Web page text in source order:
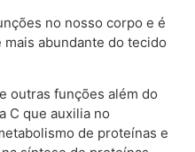
no nosso corpo e é
abundante do tecido
outras funções além do
C que auxilia no
de proteínas e